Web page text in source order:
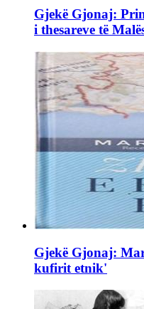
Gjekë Gjonaj:
i thesareve të
Gjekë Gjonaj:
kufirit etnik'